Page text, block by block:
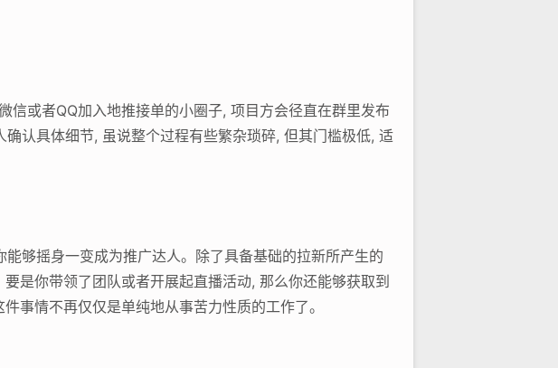
或者QQ加入地推接单的小圈子, 项目方会径直在群里发布
认具体细节, 虽说整个过程有些繁杂琐碎, 但其门槛极低, 适
够摇身一变成为推广达人。除了具备基础的拉新所产生的
是你带领了团队或者开展起直播活动, 那么你还能够获取到
事情不再仅仅是单纯地从事苦力性质的工作了。